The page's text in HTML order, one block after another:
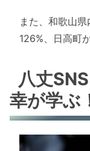
また、和歌山
126%、日高町
八丈
幸が学ぶ